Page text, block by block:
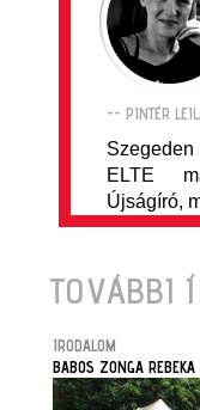
-- PINTÉR
ELTE
Újságíró,
TOVÁBBI
IRODALOM
BABOS ZONGA REBEKA